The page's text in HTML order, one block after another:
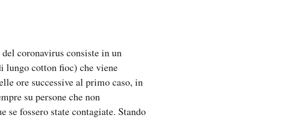
coronavirus consiste in un
lungo cotton fioc) che viene
ore successive al primo caso, in
su persone che non
se fossero state contagiate. Stando